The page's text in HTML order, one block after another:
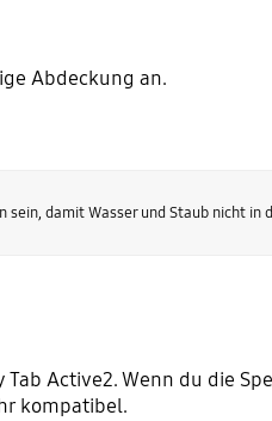
Abdeckung an.
damit Wasser und Staub nicht in
Active2. Wenn du die
kompatibel.